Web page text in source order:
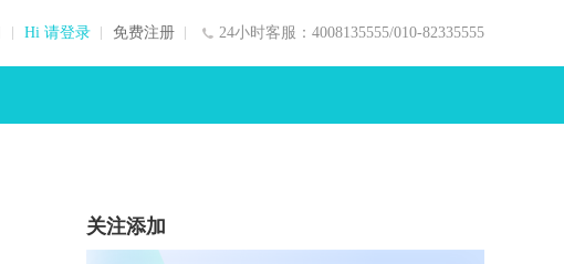
24小时客服：4008135555/010-82335555
Hi 请登录 免费注册
关注添加